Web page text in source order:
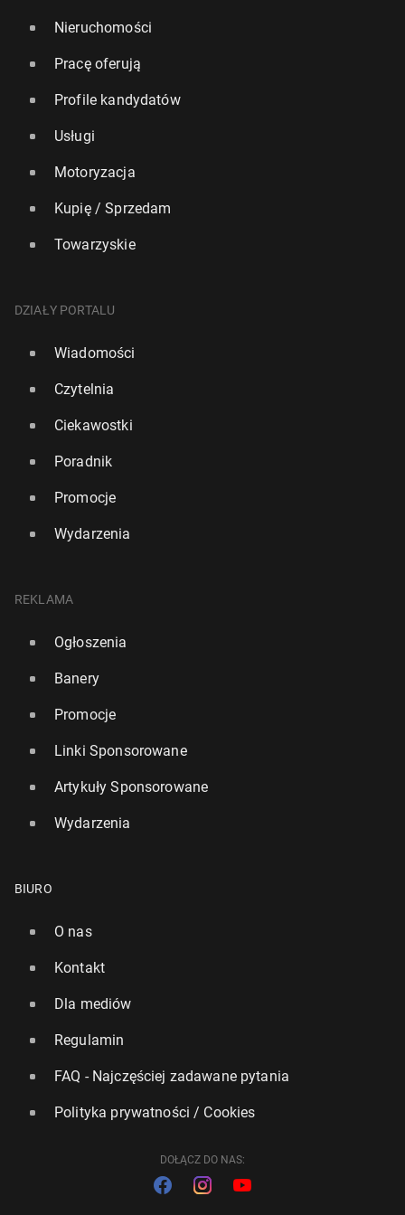
Nieruchomości
Pracę oferują
Profile kandydatów
Usługi
Motoryzacja
Kupię / Sprzedam
Towarzyskie
DZIAŁY PORTALU
Wiadomości
Czytelnia
Ciekawostki
Poradnik
Promocje
Wydarzenia
REKLAMA
Ogłoszenia
Banery
Promocje
Linki Sponsorowane
Artykuły Sponsorowane
Wydarzenia
BIURO
O nas
Kontakt
Dla mediów
Regulamin
FAQ - Najczęściej zadawane pytania
Polityka prywatności / Cookies
DOŁĄCZ DO NAS: